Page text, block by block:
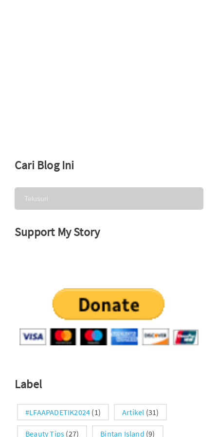
Cari Blog Ini
Support My Story
Label
#LFAAPADETIK2024 (1) Artikel (31)
Beauty Tips (27) Bintan Island (9)